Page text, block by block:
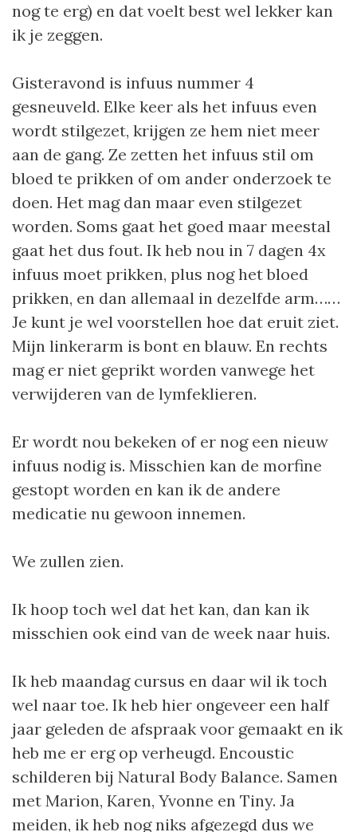
nog te erg) en dat voelt best wel lekker kan
ik je zeggen.
Gisteravond is infuus nummer 4
gesneuveld. Elke keer als het infuus even
wordt stilgezet, krijgen ze hem niet meer
aan de gang. Ze zetten het infuus stil om
bloed te prikken of om ander onderzoek te
doen. Het mag dan maar even stilgezet
worden. Soms gaat het goed maar meestal
gaat het dus fout. Ik heb nou in 7 dagen 4x
infuus moet prikken, plus nog het bloed
prikken, en dan allemaal in dezelfde arm……
Je kunt je wel voorstellen hoe dat eruit ziet.
Mijn linkerarm is bont en blauw. En rechts
mag er niet geprikt worden vanwege het
verwijderen van de lymfeklieren.
Er wordt nou bekeken of er nog een nieuw
infuus nodig is. Misschien kan de morfine
gestopt worden en kan ik de andere
medicatie nu gewoon innemen.
We zullen zien.
Ik hoop toch wel dat het kan, dan kan ik
misschien ook eind van de week naar huis.
Ik heb maandag cursus en daar wil ik toch
wel naar toe. Ik heb hier ongeveer een half
jaar geleden de afspraak voor gemaakt en ik
heb me er erg op verheugd. Encoustic
schilderen bij Natural Body Balance. Samen
met Marion, Karen, Yvonne en Tiny. Ja
meiden, ik heb nog niks afgezegd dus we